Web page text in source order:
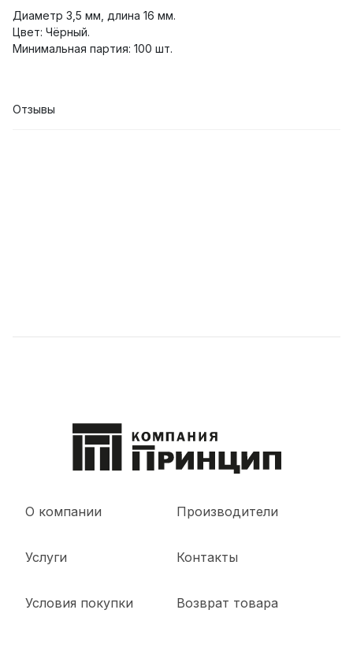
Диаметр 3,5 мм, длина 16 мм.
Цвет: Чёрный.
Минимальная партия: 100 шт.
Отзывы
О компании
Услуги
Условия покупки
Производители
Контакты
Возврат товара